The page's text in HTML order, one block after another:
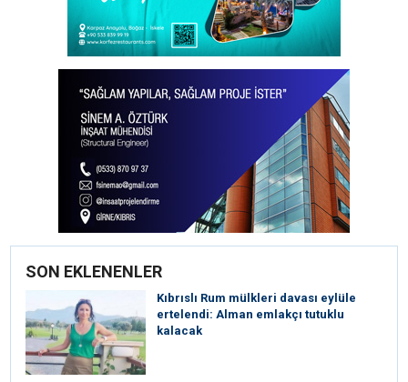
SON EKLENENLER
Kıbrıslı Rum mülkleri davası eylüle
ertelendi: Alman emlakçı tutuklu
kalacak